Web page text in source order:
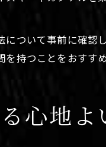
ついて事前に確
持つことをおすすめ
心地よ